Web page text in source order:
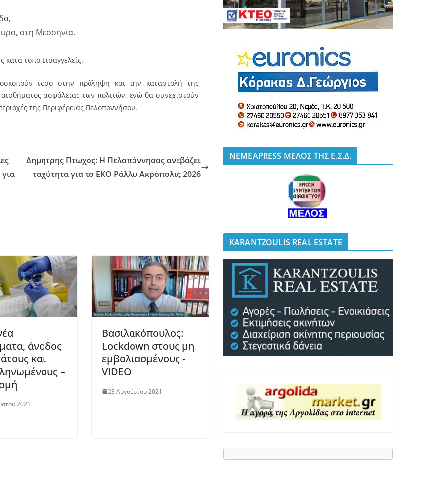
στη Μεσσηνία.
τόπο Εισαγγελείς.
τόσο στην πρόληψη και την καταστολή της
ασφάλειας των πολιτών, ενώ θα συνεχιστούν
της Περιφέρειας Πελοποννήσου.
Δημήτρης Πτωχός: Η Πελοπόννησος ανεβάζει
ταχύτητα για το ΕΚΟ Ράλλυ Ακρόπολις 2026
άνοδος
και
–
2021
Βασιλακόπουλος:
Lockdown στους μη
εμβολιασμένους -
VIDEO
23 Αυγούστου 2021
NEMEAPRESS ΜΕΛΟΣ ΤΗΣ Ε.Σ.Δ.
KARANTZOULIS REAL ESTATE